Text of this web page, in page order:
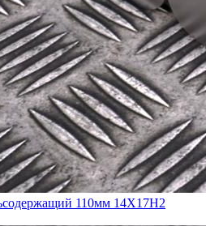
110мм 14Х17Н2